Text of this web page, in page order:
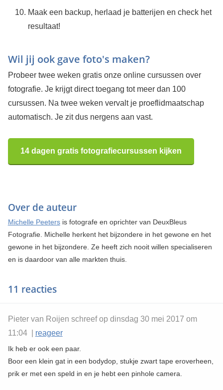
Maak een backup, herlaad je batterijen en check het
resultaat!
Wil jij ook gave foto's maken?
Probeer twee weken gratis onze online cursussen over
fotografie. Je krijgt direct toegang tot meer dan 100
cursussen. Na twee weken vervalt je proeflidmaatschap
automatisch. Je zit dus nergens aan vast.
14 dagen gratis fotografiecursussen kijken
Over de auteur
Michelle Peetersis fotografe en oprichter van DeuxBleus
Fotografie. Michelle herkent het bijzondere in het gewone en het
gewone in het bijzondere. Ze heeft zich nooit willen specialiseren
en is daardoor van alle markten thuis.
11 reacties
Pieter van Roijen schreef op dinsdag 30 mei 2017 om
11:04 | reageer
Ik heb er ook een paar.
Boor een klein gat in een bodydop, stukje zwart tape eroverheen,
prik er met een speld in en je hebt een pinhole camera.